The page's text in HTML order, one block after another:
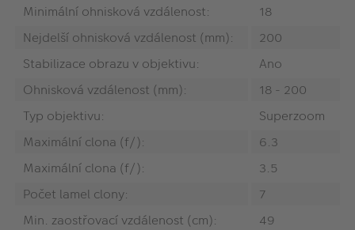
Minimální ohnisková vzdálenost:
18
Nejdelší ohnisková vzdálenost (mm):
200
Stabilizace obrazu v objektivu:
Ano
Ohnisková vzdálenost (mm):
18 - 200
Typ objektivu:
Superzoom
Maximální clona (f/):
6.3
Maximální clona (f/):
3.5
Počet lamel clony:
7
Min. zaostřovací vzdálenost (cm):
49